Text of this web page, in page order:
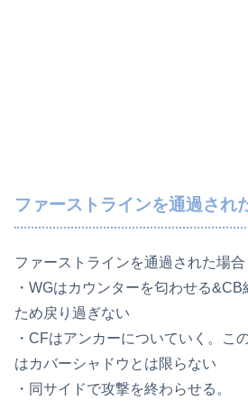
ファーストラインを通過され
ファーストラインを通過された場合
・WGはカウンターを匂わせる
ため戻り過ぎない
・CFはアンカーについていく。こ
はカバーシャドウとは限らない
・同サイドで攻撃を終わらせる。